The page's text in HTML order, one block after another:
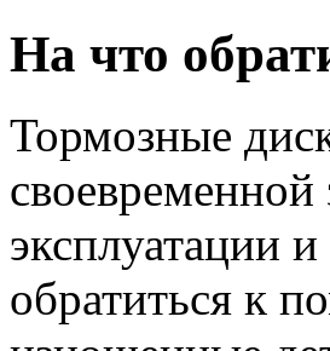
На что
Тормозные
эксплуатации
обратиться к